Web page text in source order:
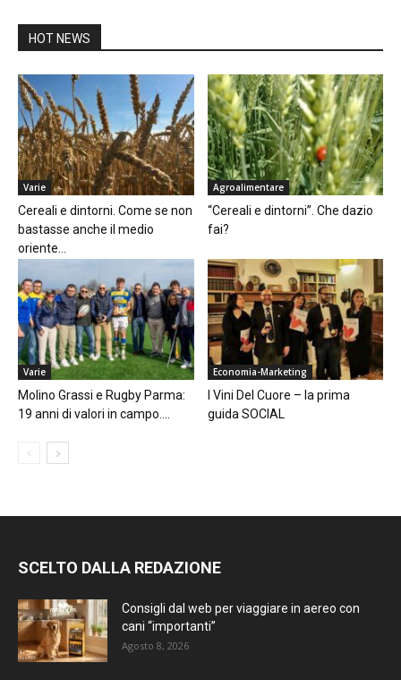
HOT NEWS
Varie
Cereali e dintorni. Come se non
bastasse anche il medio
oriente...
Agroalimentare
“Cereali e dintorni”. Che dazio
fai?
Varie
Molino Grassi e Rugby Parma:
19 anni di valori in campo....
Economia-Marketing
I Vini Del Cuore – la prima
guida SOCIAL
SCELTO DALLA REDAZIONE
Consigli dal web per viaggiare in aereo con
cani “importanti”
Agosto 8, 2026